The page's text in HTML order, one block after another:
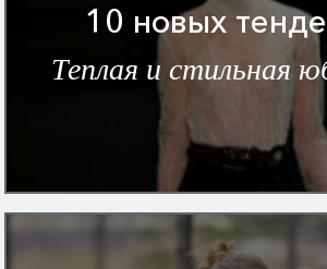
10 новых
Теплая и стильная